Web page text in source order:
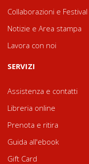
Collaborazioni e Festival
Notizie e Area stampa
Lavora con noi
SERVIZI
Assistenza e contatti
Libreria online
Prenota e ritira
Guida all'ebook
Gift Card